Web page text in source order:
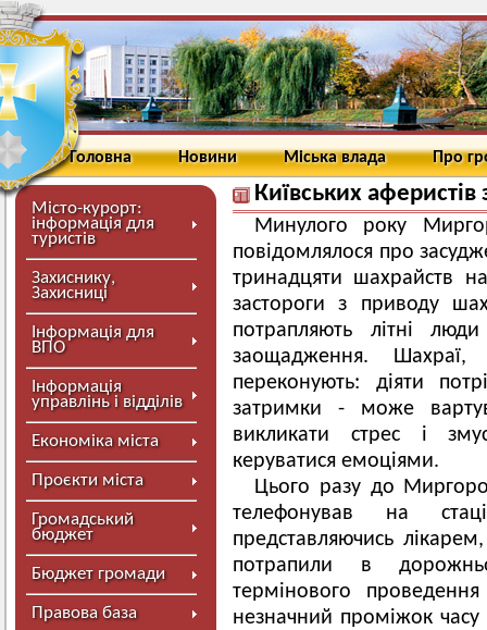
Головна Новини Міська влада Про
Місто-курорт:
інформація для
туристів
Захиснику,
Захисниці
Інформація для
ВПО
Інформація
управлінь і відділів
Економіка міста
Проєкти міста
Громадський
бюджет
Бюджет громади
Правова база
Київських
Минулого року
повідомлялося про
тринадцяти шахрайств
застороги з приводу
потрапляють літні
заощадження.
переконують: діяти
затримки - може
викликати стрес і
керуватися емоціями.
Цього разу до
телефонував на
представляючись
потрапили в
термінового
незначний проміжок часу